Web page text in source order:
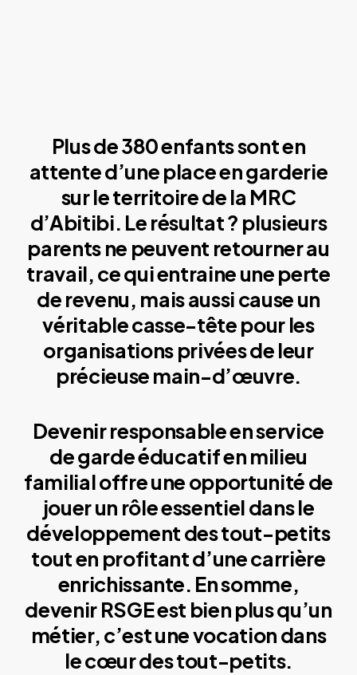
Plus de 380 enfants sont en
attente d’une place en garderie
sur le territoire de la MRC
d’Abitibi. Le résultat ? plusieurs
parents ne peuvent retourner au
travail, ce qui entraine une perte
de revenu, mais aussi cause un
véritable casse-tête pour les
organisations privées de leur
précieuse main-d’œuvre.
Devenir responsable en service
de garde éducatif en milieu
familial offre une opportunité de
jouer un rôle essentiel dans le
développement des tout-petits
tout en profitant d’une carrière
enrichissante. En somme,
devenir RSGE est bien plus qu’un
métier, c’est une vocation dans
le cœur des tout-petits.